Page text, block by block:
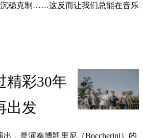
沉稳克制……这反而让我们总能在音乐
精彩30年
出发
，是演奏博凯里尼（Boccherini）的